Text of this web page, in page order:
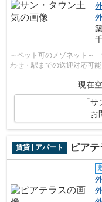
～ペット可のメゾネット
わせ・駅までの送迎対応可能
現在
「
お
賃貸 | アパート ピア